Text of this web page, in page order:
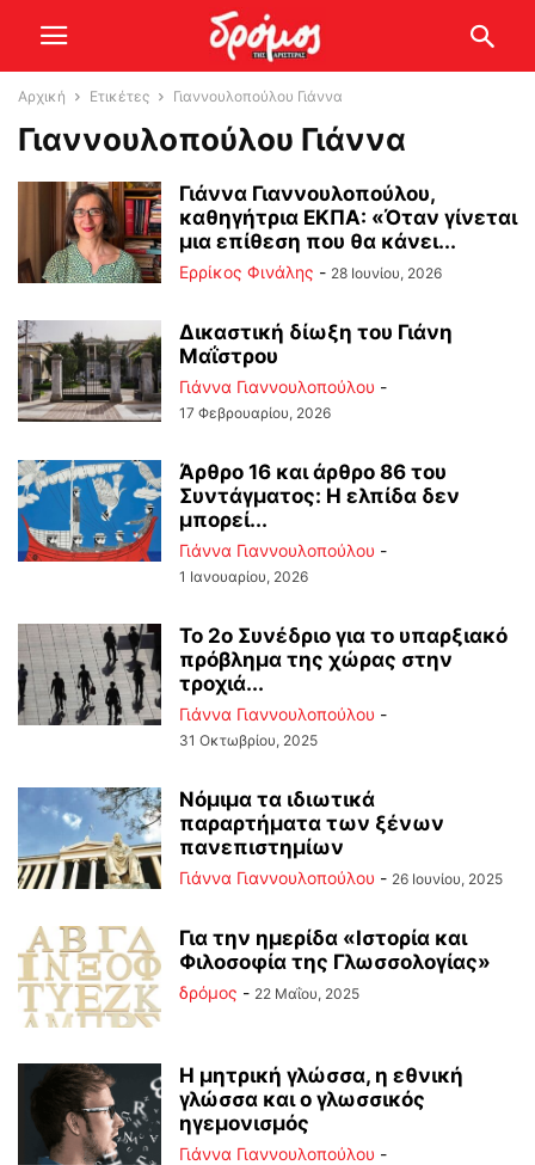
Αρχική Ετικέτες Γιαννουλοπούλου Γιάννα
Γιαννουλοπούλου Γιάννα
Γιάννα Γιαννουλοπούλου,
καθηγήτρια ΕΚΠΑ: «Όταν γίνεται
μια επίθεση που θα κάνει...
Ερρίκος Φινάλης - 28 Ιουνίου, 2026
Δικαστική δίωξη του Γιάνη
Μαΐστρου
Γιάννα Γιαννουλοπούλου -
17 Φεβρουαρίου, 2026
Άρθρο 16 και άρθρο 86 του
Συντάγματος: Η ελπίδα δεν
μπορεί...
Γιάννα Γιαννουλοπούλου -
1 Ιανουαρίου, 2026
Το 2ο Συνέδριο για το υπαρξιακό
πρόβλημα της χώρας στην
τροχιά...
Γιάννα Γιαννουλοπούλου -
31 Οκτωβρίου, 2025
Νόμιμα τα ιδιωτικά
παραρτήματα των ξένων
πανεπιστημίων
Γιάννα Γιαννουλοπούλου - 26 Ιουνίου, 2025
Για την ημερίδα «Ιστορία και
Φιλοσοφία της Γλωσσολογίας»
δρόμος - 22 Μαΐου, 2025
Η μητρική γλώσσα, η εθνική
γλώσσα και ο γλωσσικός
ηγεμονισμός
Γιάννα Γιαννουλοπούλου -